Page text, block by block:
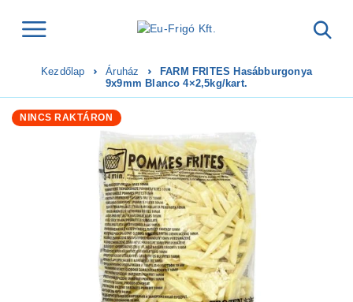
Kezdőlap Áruház
FARM FRITES Hasábburgonya
9x9mm Blanco 4×2,5kg/kart.
NINCS RAKTÁRON